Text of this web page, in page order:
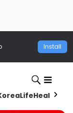
Install
LifeHealth